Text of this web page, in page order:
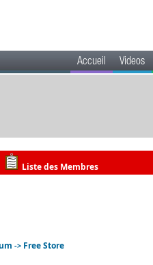
Accueil Videos
Liste des Membres
-> Free Store